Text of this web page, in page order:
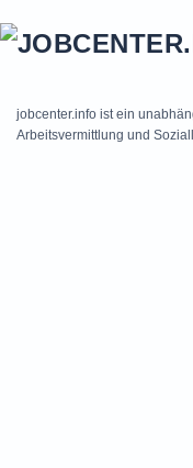
jobcenter.info ist ein
Arbeitsvermittlung und